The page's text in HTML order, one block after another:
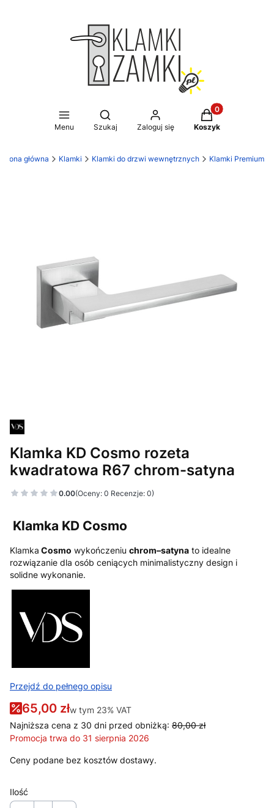
Menu
Otwórz wyszukiwarkę
Szukaj Zaloguj się
Produkty w
Koszyk
Strona główna Klamki Klamki do drzwi wewnętrznych Klamki Premium
Klamka KD Cosmo rozeta
kwadratowa R67 chrom-satyna
0.00(Oceny: 0 Recenzje: 0)
Klamka KD Cosmo
Klamka Cosmo wykończeniu chrom–satyna to idealne
rozwiązanie dla osób ceniących minimalistyczny design i
solidne wykonanie.
Przejdź do pełnego opisu
65,00 złw tym 23% VAT
w tym 23% VAT
Najniższa cena z 30 dni przed obniżką: 80,00 zł
Promocja trwa do 31 sierpnia 2026
Ceny podane bez kosztów dostawy.
Ilość